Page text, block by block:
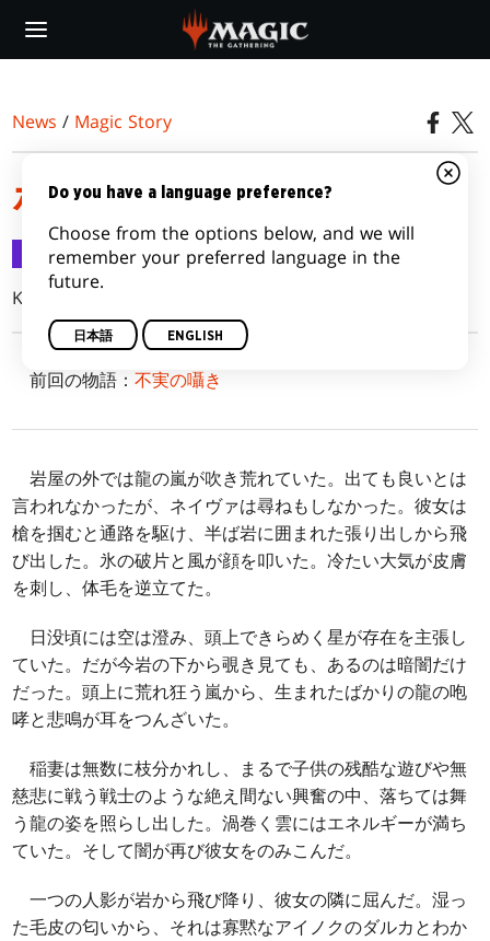
main
News / Magic Story
ボーラス年代記：炎と血
Magic Story 2018/07/18
Kate Elliott
前回の物語：不実の囁き
岩屋の外では龍の嵐が吹き荒れていた。出ても良いとは
言われなかったが、ネイヴァは尋ねもしなかった。彼女は
槍を掴むと通路を駆け、半ば岩に囲まれた張り出しから飛
び出した。氷の破片と風が顔を叩いた。冷たい大気が皮膚
を刺し、体毛を逆立てた。
日没頃には空は澄み、頭上できらめく星が存在を主張し
ていた。だが今岩の下から覗き見ても、あるのは暗闇だけ
だった。頭上に荒れ狂う嵐から、生まれたばかりの龍の咆
哮と悲鳴が耳をつんざいた。
稲妻は無数に枝分かれし、まるで子供の残酷な遊びや無
慈悲に戦う戦士のような絶え間ない興奮の中、落ちては舞
う龍の姿を照らし出した。渦巻く雲にはエネルギーが満ち
ていた。そして闇が再び彼女をのみこんだ。
一つの人影が岩から飛び降り、彼女の隣に屈んだ。湿っ
た毛皮の匂いから、それは寡黙なアイノクのダルカとわか
Do you have a language preference?
Choose from the options below, and we will
remember your preferred language in the
future.
日本語 ENGLISH